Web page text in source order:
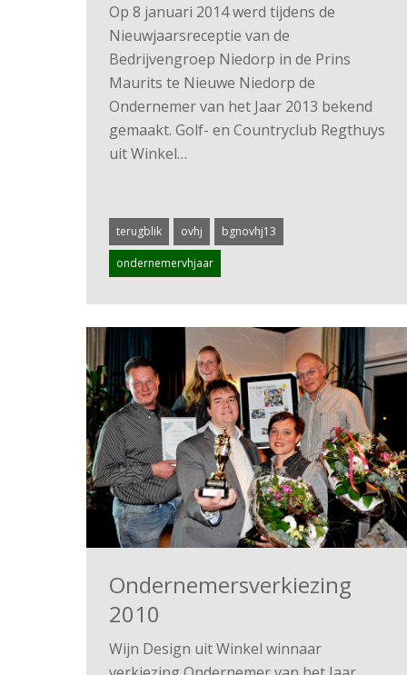
Op 8 januari 2014 werd tijdens de
Nieuwjaarsreceptie van de
Bedrijvengroep Niedorp in de Prins
Maurits te Nieuwe Niedorp de
Ondernemer van het Jaar 2013 bekend
gemaakt. Golf- en Countryclub Regthuys
uit Winkel…
terugblik ovhj bgnovhj13
ondernemervhjaar
Ondernemersverkiezing
2010
Wijn Design uit Winkel winnaar